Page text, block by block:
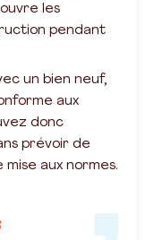
les
pendant
un bien neuf,
aux
donc
prévoir de
aux normes.